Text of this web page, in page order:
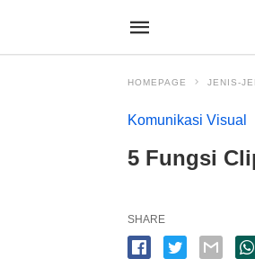
HOMEPAGE JENIS-
Komunikasi Visual
5 Fungsi
SHARE